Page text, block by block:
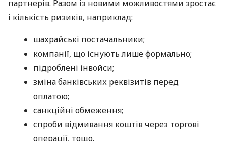
партнерів. Разом із новими можливостями зростає
і кількість ризиків, наприклад:
шахрайські постачальники;
компанії, що існують лише формально;
підроблені інвойси;
зміна банківських реквізитів перед
оплатою;
санкційні обмеження;
спроби відмивання коштів через торгові
операції, тощо.